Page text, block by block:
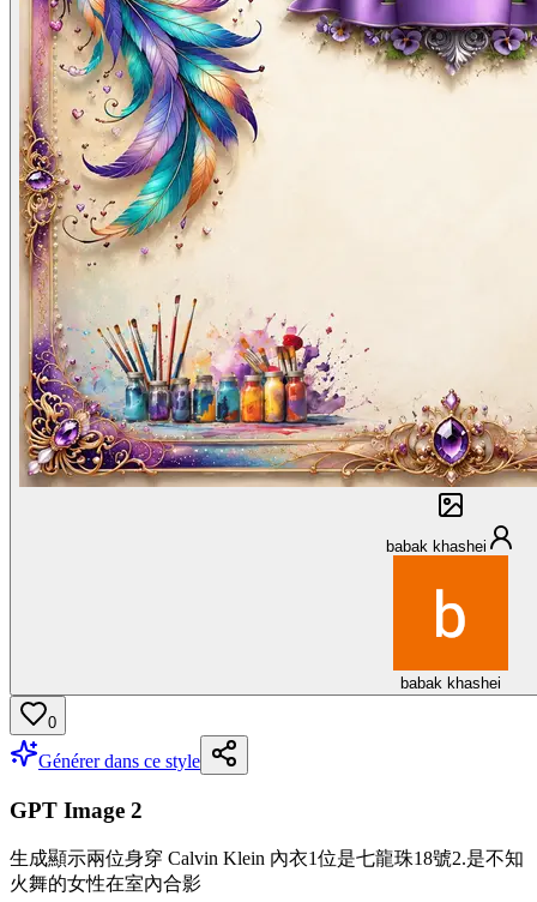
babak khashei
babak khashei
0
Générer dans ce style
GPT Image 2
生成顯示兩位身穿 Calvin Klein 內衣1位是七龍珠18號2.是不知
火舞的女性在室內合影